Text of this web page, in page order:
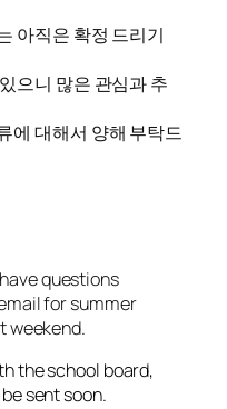
아직은 확정 드리기
으니 많은 관심과 추
에 대해서 양해 부탁드
questions
for summer
weekend.
the school board,
sent soon.